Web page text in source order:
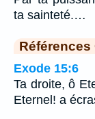
ta sainteté.…
Références
Exode 15:6
Ta droite, ô
Eternel! a